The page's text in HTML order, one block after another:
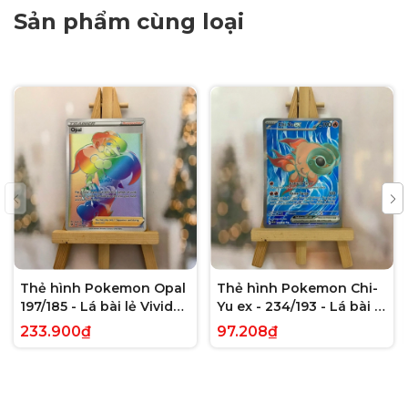
Sản phẩm cùng loại
Thẻ hình Pokemon Opal
197/185 - Lá bài lẻ Vivid
Voltage Hyper Rare tiếng
Anh chính hãng
233.900₫
Thẻ hình Pokemon Chi-
Yu ex - 234/193 - Lá bài lẻ
Paldea Evolved Full Art
Secret Rare tiếng Anh
97.208₫